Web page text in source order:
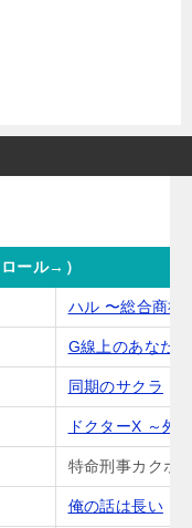
ール→）
ハル 〜総合商社
G線上のあなた
同期のサクラ
ドクターX ～外
特命刑事カクホ
俺の話は長い